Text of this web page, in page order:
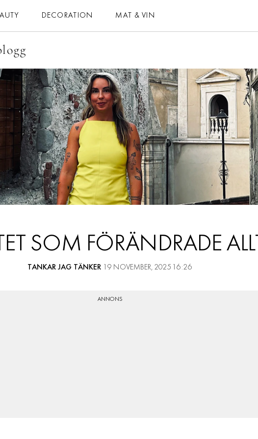
DECORATION MAT & VIN
& VIN
MAT
DRYCK
BAKNING
VEGETARISKT
RECEPT
– DAGENS
– MÅNADENS
– ÅRETS
ELLE-GALAN
NÖJE
LIFESTYLE
HÄLSA
PRENUMERERA
BALANS
KIDS
OM OSS
OM
SOM FÖRÄNDRADE
TANKAR JAG TÄNKER 19 NOVEMBER, 2025 16:26